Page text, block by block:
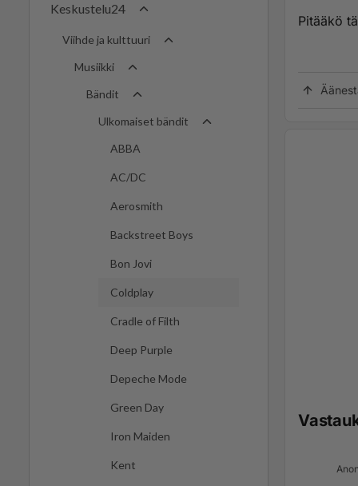
Keskustelu24
Viihde ja kulttuuri
Musiikki
Bändit
Ulkomaiset bändit
ABBA
AC/DC
Aerosmith
Backstreet Boys
Bon Jovi
Coldplay
Cradle of Filth
Deep Purple
Depeche Mode
Green Day
Iron Maiden
Kent
Pitääkö